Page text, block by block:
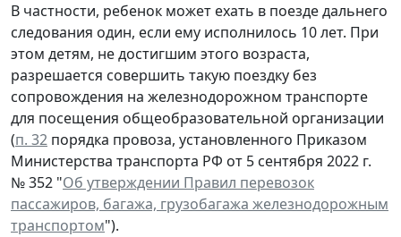
В частности, ребенок может ехать в поезде дальнего
следования один, если ему исполнилось 10 лет. При
этом детям, не достигшим этого возраста,
разрешается совершить такую поездку без
сопровождения на железнодорожном транспорте
для посещения общеобразовательной организации
(п. 32 порядка провоза, установленного Приказом
Министерства транспорта РФ от 5 сентября 2022 г.
№ 352 "Об утверждении Правил перевозок
пассажиров, багажа, грузобагажа железнодорожным
транспортом").